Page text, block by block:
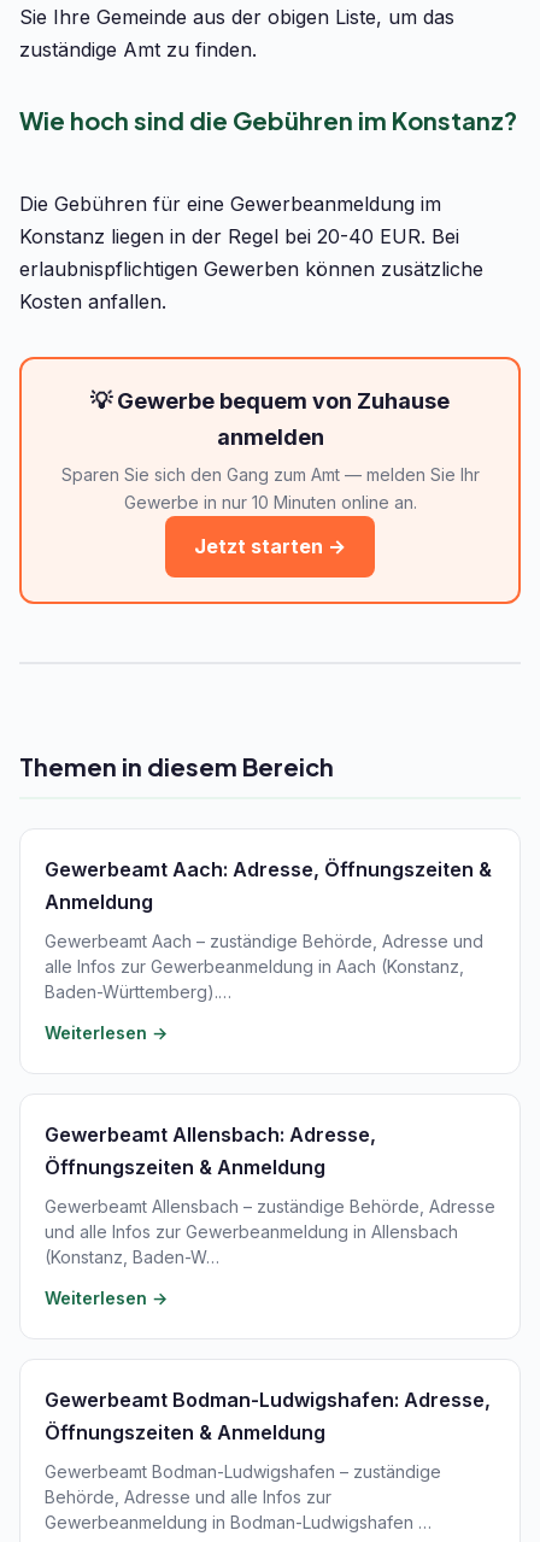
Sie Ihre Gemeinde aus der obigen Liste, um das
zuständige Amt zu finden.
Wie hoch sind die Gebühren im Konstanz?
Die Gebühren für eine Gewerbeanmeldung im
Konstanz liegen in der Regel bei 20-40 EUR. Bei
erlaubnispflichtigen Gewerben können zusätzliche
Kosten anfallen.
💡 Gewerbe bequem von Zuhause
anmelden
Sparen Sie sich den Gang zum Amt — melden Sie Ihr
Gewerbe in nur 10 Minuten online an.
Jetzt starten →
Themen in diesem Bereich
Gewerbeamt Aach: Adresse, Öffnungszeiten &
Anmeldung
Gewerbeamt Aach – zuständige Behörde, Adresse und
alle Infos zur Gewerbeanmeldung in Aach (Konstanz,
Baden-Württemberg).…
Weiterlesen →
Gewerbeamt Allensbach: Adresse,
Öffnungszeiten & Anmeldung
Gewerbeamt Allensbach – zuständige Behörde, Adresse
und alle Infos zur Gewerbeanmeldung in Allensbach
(Konstanz, Baden-W…
Weiterlesen →
Gewerbeamt Bodman-Ludwigshafen: Adresse,
Öffnungszeiten & Anmeldung
Gewerbeamt Bodman-Ludwigshafen – zuständige
Behörde, Adresse und alle Infos zur
Gewerbeanmeldung in Bodman-Ludwigshafen …